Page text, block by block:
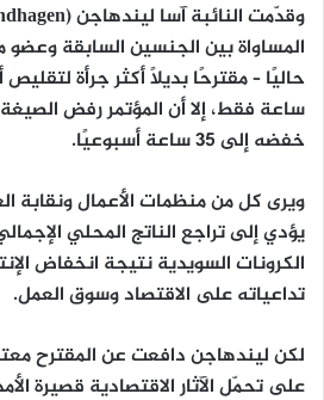
وقدّمتالنائبة آسا ليندهاجن (Åsa Lindhagen)
المساواة بين الجنسين السابقة
حاليًا – مقترحًا بديلًا أكثر جرأة
ساعة فقط، إلا أن المؤتمررفض الصيغة
خفضه إلى 35 ساعة أسبوعيًا.
ويرى كل منمنظمات الأعمال ونقابة
يؤدي إلىتراجع الناتج المحلي
الكرونات السويديةنتيجة انخفاض
تداعياته على الاقتصاد وسوق العمل.
لكن ليندهاجن دافعت عن المقترح
علىتحمّل الآثار الاقتصادية قصيرة